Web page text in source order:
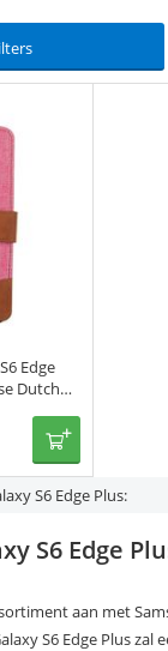
Edge
Dutch
S6 Edge Plus:
S6 Edge
aan met
S6 Edge Plus zal